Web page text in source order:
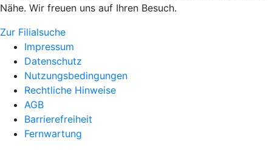
Nähe. Wir freuen uns auf Ihren Besuch.
Zur Filialsuche
Impressum
Datenschutz
Nutzungsbedingungen
Rechtliche Hinweise
AGB
Barrierefreiheit
Fernwartung